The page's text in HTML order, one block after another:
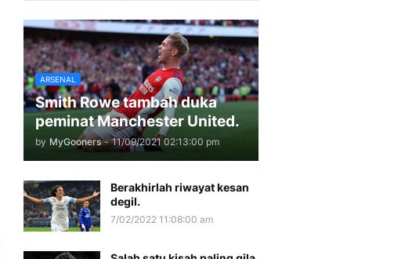
ARSENAL
Smith Rowe tambah duka
peminat Manchester United.
by MyGooners - 11/09/2021 02:13:00 pm
Berakhirlah riwayat kesan
degil.
7/02/2022 11:08:00 am